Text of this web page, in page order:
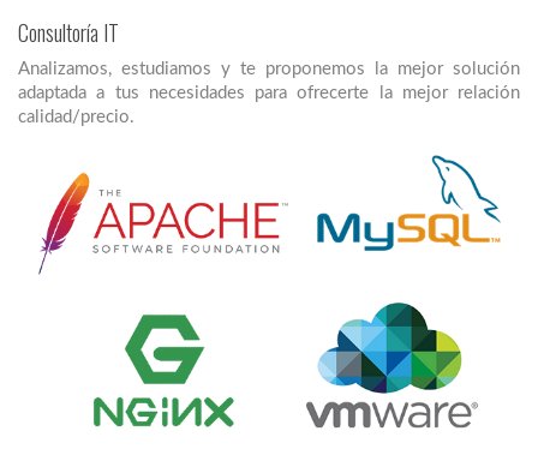
Consultoría IT
Analizamos, estudiamos y te proponemos la mejor solución
adaptada a tus necesidades para ofrecerte la mejor relación
calidad/precio.